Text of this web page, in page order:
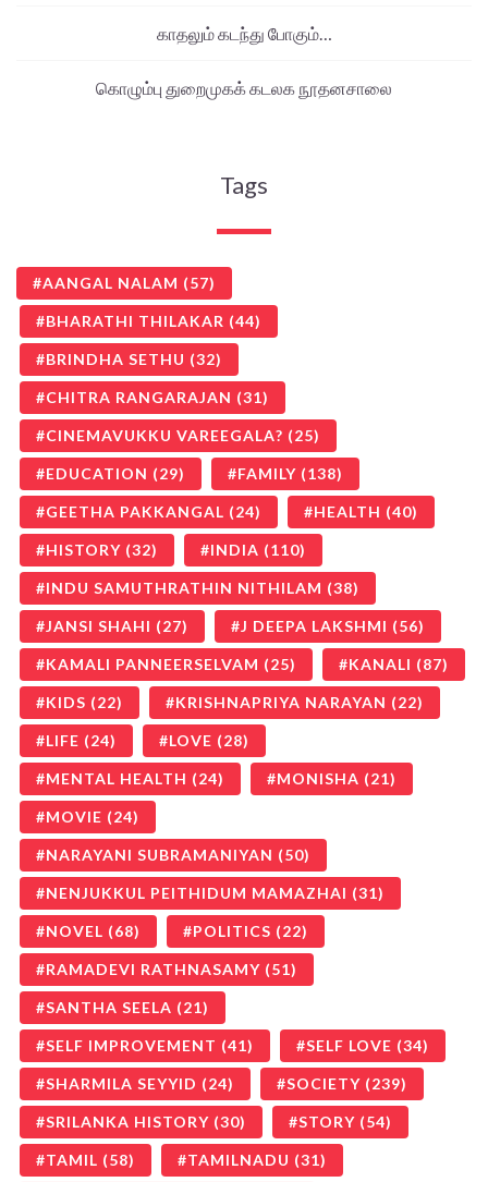
காதலும் கடந்து போகும்…
கொழும்பு துறைமுகக் கடலக நூதனசாலை
Tags
AANGAL NALAM (57)
BHARATHI THILAKAR (44)
BRINDHA SETHU (32)
CHITRA RANGARAJAN (31)
CINEMAVUKKU VAREEGALA? (25)
EDUCATION (29) FAMILY (138)
GEETHA PAKKANGAL (24) HEALTH (40)
HISTORY (32) INDIA (110)
INDU SAMUTHRATHIN NITHILAM (38)
JANSI SHAHI (27) J DEEPA LAKSHMI (56)
KAMALI PANNEERSELVAM (25) KANALI (87)
KIDS (22) KRISHNAPRIYA NARAYAN (22)
LIFE (24) LOVE (28)
MENTAL HEALTH (24) MONISHA (21)
MOVIE (24)
NARAYANI SUBRAMANIYAN (50)
NENJUKKUL PEITHIDUM MAMAZHAI (31)
NOVEL (68) POLITICS (22)
RAMADEVI RATHNASAMY (51)
SANTHA SEELA (21)
SELF IMPROVEMENT (41) SELF LOVE (34)
SHARMILA SEYYID (24) SOCIETY (239)
SRILANKA HISTORY (30) STORY (54)
TAMIL (58) TAMILNADU (31)